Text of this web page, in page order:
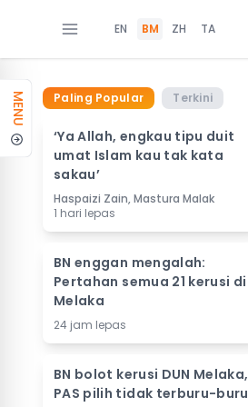
EN BM ZH TA
MENU Paling Popular Terkini
‘Ya Allah, engkau tipu duit
umat Islam kau tak kata
sakau’
Haspaizi Zain, Mastura Malak
1 hari lepas
BN enggan mengalah:
Pertahan semua 21 kerusi di
Melaka
24 jam lepas
BN bolot kerusi DUN Melaka,
PAS pilih tidak terburu-buru